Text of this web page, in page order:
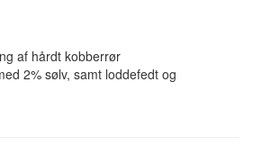
af hårdt kobberrør
2% sølv, samt loddefedt og